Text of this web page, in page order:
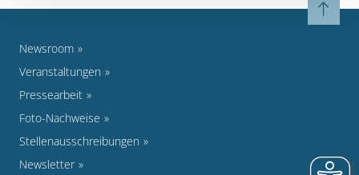
Newsroom
Veranstaltungen
Pressearbeit
Foto-Nachweise
Stellenausschreibungen
Newsletter